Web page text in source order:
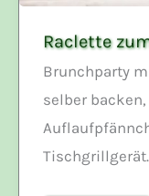
Raclette
Brunchparty
selber
Tischgrillgerät.